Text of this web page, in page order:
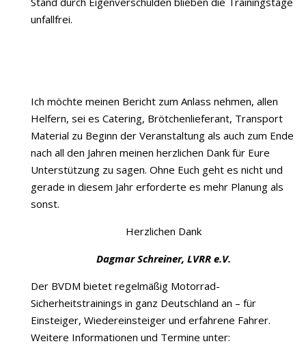
unfallfrei.
Ich möchte meinen Bericht zum Anlass nehmen, allen
Helfern, sei es Catering, Brötchenlieferant, Transport
Material zu Beginn der Veranstaltung als auch zum Ende
nach all den Jahren meinen herzlichen Dank für Eure
Unterstützung zu sagen. Ohne Euch geht es nicht und
gerade in diesem Jahr erforderte es mehr Planung als
sonst.
Herzlichen Dank
Dagmar Schreiner, LVRR e.V.
Der BVDM bietet regelmäßig Motorrad-
Sicherheitstrainings in ganz Deutschland an – für
Einsteiger, Wiedereinsteiger und erfahrene Fahrer.
Weitere Informationen und Termine unter: